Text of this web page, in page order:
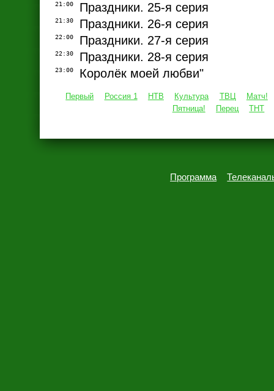
21:00 Праздники. 25-я серия
21:30 Праздники. 26-я серия
22:00 Праздники. 27-я серия
22:30 Праздники. 28-я серия
23:00 Королёк моей любви"
Первый Россия 1 НТВ Культура ТВЦ
Матч!
Пятница!
Перец ТНТ
Программа